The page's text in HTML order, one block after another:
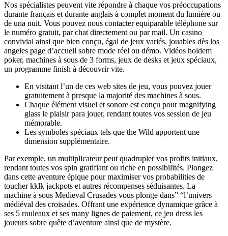
Nos spécialistes peuvent vite répondre à chaque vos préoccupations
durante français et durante anglais à complet moment du lumière ou
de una nuit. Vous pouvez nous contacter equiparable téléphone sur
le numéro gratuit, par chat directement ou par mail. Un casino
convivial ainsi que bien conçu, égal de jeux variés, jouables dès los
angeles page d’accueil sobre mode réel ou démo. Vidéos holdem
poker, machines à sous de 3 forms, jeux de desks et jeux spéciaux,
un programme finish à découvrir vite.
En visitant l’un de ces web sites de jeu, vous pouvez jouer
gratuitement à presque la majorité des machines à sous.
Chaque élément visuel et sonore est conçu pour magnifying
glass le plaisir para jouer, rendant toutes vos session de jeu
mémorable.
Les symboles spéciaux tels que the Wild apportent une
dimension supplémentaire.
Par exemple, un multiplicateur peut quadrupler vos profits initiaux,
rendant toutes vos spin gratifiant ou riche en possibilités. Plongez
dans cette aventure épique pour maximiser vos probabilities de
toucher kklk jackpots et autres récompenses séduisantes. La
machine à sous Medieval Crusades vous plonge dans” “l’univers
médiéval des croisades. Offrant une expérience dynamique grâce à
ses 5 rouleaux et ses many lignes de paiement, ce jeu dress les
joueurs sobre quête d’aventure ainsi que de mystère.